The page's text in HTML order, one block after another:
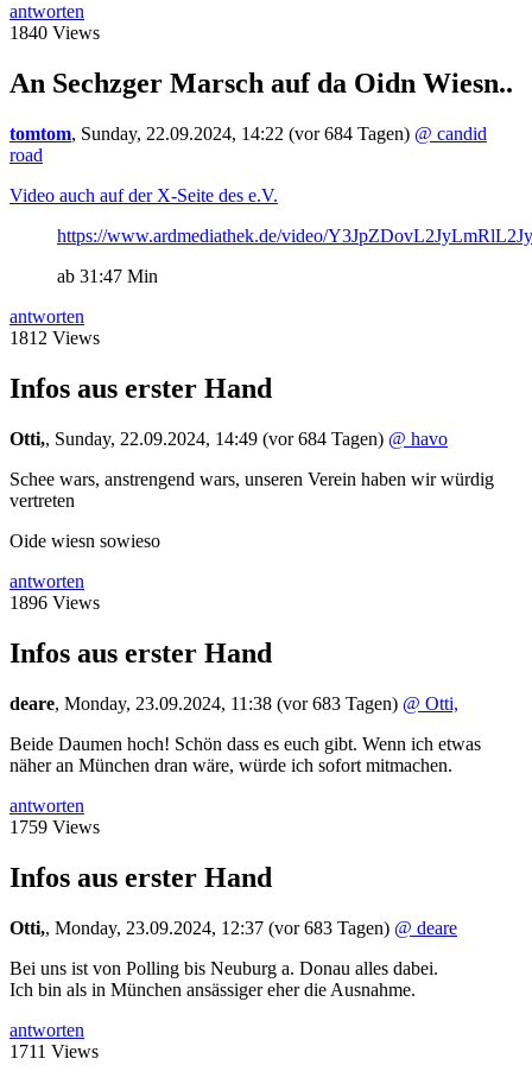
antworten
1840 Views
An Sechzger Marsch auf da Oidn Wiesn..
tomtom, Sunday, 22.09.2024, 14:22 (vor 684 Tagen) @ candid
road
Video auch auf der X-Seite des e.V.
https://www.ardmediathek.de/video/
ab 31:47 Min
antworten
1812 Views
Infos aus erster Hand
Otti,, Sunday, 22.09.2024, 14:49 (vor 684 Tagen) @ havo
Schee wars, anstrengend wars, unseren Verein haben wir würdig
vertreten
Oide wiesn sowieso
antworten
1896 Views
Infos aus erster Hand
deare, Monday, 23.09.2024, 11:38 (vor 683 Tagen) @ Otti,
Beide Daumen hoch! Schön dass es euch gibt. Wenn ich etwas
näher an München dran wäre, würde ich sofort mitmachen.
antworten
1759 Views
Infos aus erster Hand
Otti,, Monday, 23.09.2024, 12:37 (vor 683 Tagen) @ deare
Bei uns ist von Polling bis Neuburg a. Donau alles dabei.
Ich bin als in München ansässiger eher die Ausnahme.
antworten
1711 Views